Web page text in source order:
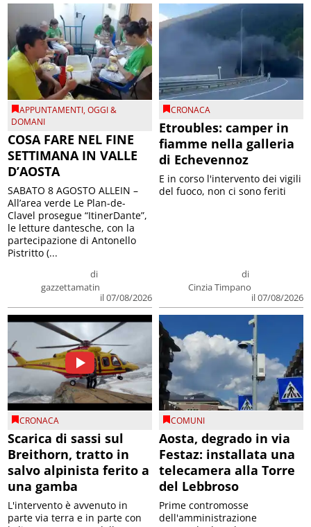
APPUNTAMENTI,OGGI &
DOMANI
COSA FARE NEL FINE
SETTIMANA IN VALLE
D’AOSTA
di
gazzettamatin
il 07/08/2026
SABATO 8 AGOSTO ALLEIN –
All’area verde Le Plan-de-
Clavel prosegue “ItinerDante”,
le letture dantesche, con la
partecipazione di Antonello
Pistritto (...
CRONACA
Etroubles: camper in
fiamme nella galleria
di Echevennoz
di
Cinzia Timpano
il 07/08/2026
E in corso l'intervento dei vigili
del fuoco, non ci sono feriti
CRONACA
Scarica di sassi sul
Breithorn, tratto in
salvo alpinista ferito a
una gamba
L'intervento è avvenuto in
parte via terra e in parte con
COMUNI
Aosta, degrado in via
Festaz: installata una
telecamera alla Torre
del Lebbroso
Prime contromosse
dell'amministrazione